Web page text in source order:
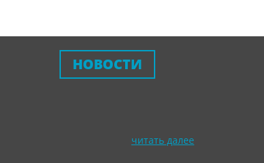
НОВОСТИ
читать далее